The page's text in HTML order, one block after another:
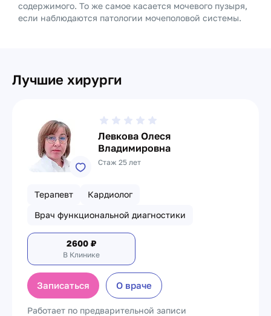
содержимого. То же самое касается мочевого пузыря,
если наблюдаются патологии мочеполовой системы.
Лучшие хирурги
Левкова Олеся
Владимировна
Стаж 25 лет
Терапевт
Кардиолог
Врач функциональной диагностики
2600 ₽
В Клинике
Записаться О враче
Работает по предварительной записи